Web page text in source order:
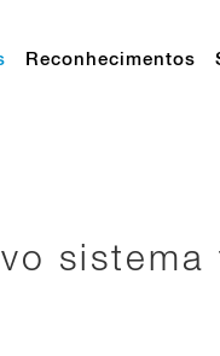
Reconhecimentos